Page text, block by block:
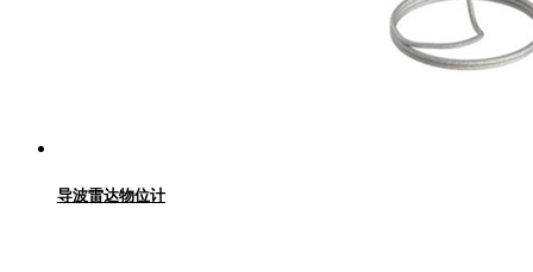
导波雷达物位计